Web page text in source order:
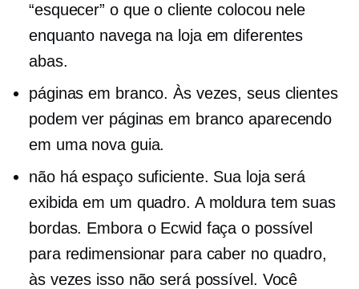
“esquecer” o que o cliente colocou nele
enquanto navega na loja em diferentes
abas.
páginas em branco. Às vezes, seus clientes
podem ver páginas em branco aparecendo
em uma nova guia.
não há espaço suficiente. Sua loja será
exibida em um quadro. A moldura tem suas
bordas. Embora o Ecwid faça o possível
para redimensionar para caber no quadro,
às vezes isso não será possível. Você